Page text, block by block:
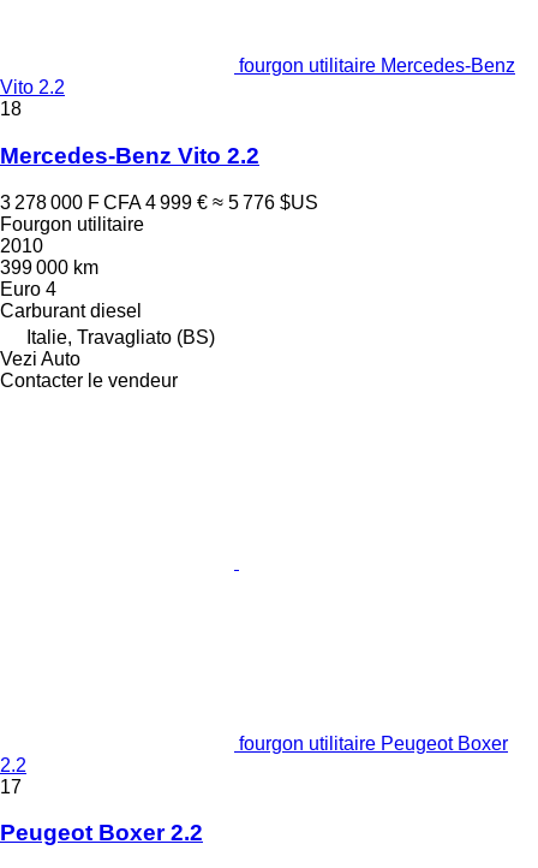
fourgon utilitaire Mercedes-Benz
Vito 2.2
18
Mercedes-Benz Vito 2.2
3 278 000 F CFA 4 999 € ≈ 5 776 $US
Fourgon utilitaire
2010
399 000 km
Euro 4
Carburant diesel
Italie, Travagliato (BS)
Vezi Auto
Contacter le vendeur
fourgon utilitaire Peugeot Boxer
2.2
17
Peugeot Boxer 2.2